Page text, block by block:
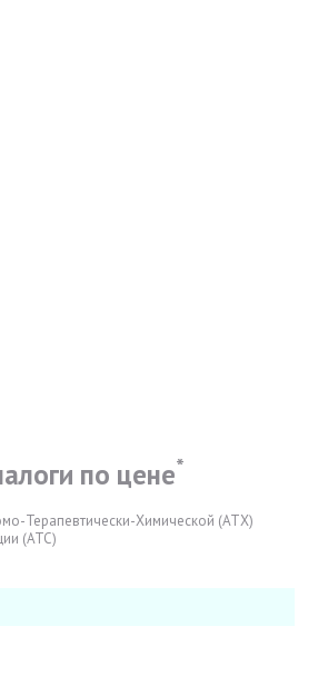
по цене*
Терапевтически-Химической (АТХ)
(АТС)